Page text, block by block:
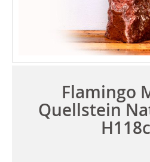
Flamingo
Quellstein